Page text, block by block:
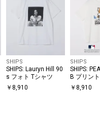
SHIPS
SHIPS: Lauryn Hill 90
s フォト Tシャツ
￥ 8,910
SHIPS
SHIPS:
B プリン
6SS
￥8,910